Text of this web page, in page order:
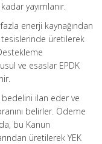
yayımlanır.
enerji kaynağından
üretilerek
ve esaslar EPDK
ilan eder ve
belirler. Ödeme
bu Kanun
üretilerek YEK